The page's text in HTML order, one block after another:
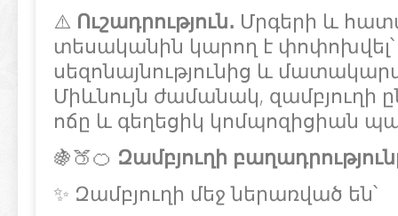
⚠️ Ուշադրություն․ Մրգերի և
տեսականին կարող է
սեզոնայնությունից և
Միևնույն ժամանակ, զամբյուղի
ոճը և գեղեցիկ կոմպոզիցիան
🍇🍑🍊 Զամբյուղի
✨ Զամբյուղի մեջ ներառված են՝